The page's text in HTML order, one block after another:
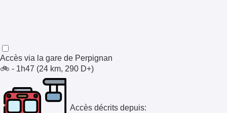
Accès via la gare de Perpignan
🚲 - 1h47 (24 km, 290 D+)
Accès décrits depuis: